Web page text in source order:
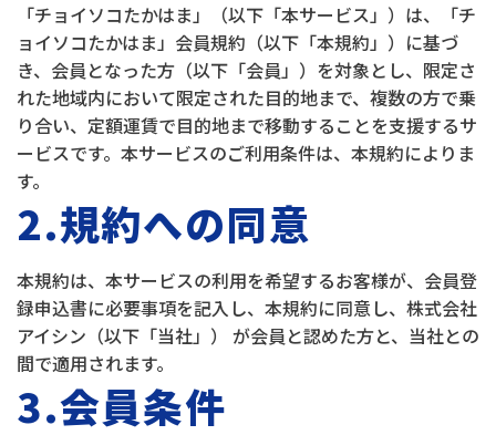
「チョイソコたかはま」（以下「本サービス」）は、「チ
ョイソコたかはま」会員規約（以下「本規約」）に基づ
き、会員となった方（以下「会員」）を対象とし、限定さ
れた地域内において限定された目的地まで、複数の方で乗
り合い、定額運賃で目的地まで移動することを支援するサ
ービスです。本サービスのご利用条件は、本規約によりま
す。
2.規約への同意
本規約は、本サービスの利用を希望するお客様が、会員登
録申込書に必要事項を記入し、本規約に同意し、株式会社
アイシン（以下「当社」） が会員と認めた方と、当社との
間で適用されます。
3.会員条件